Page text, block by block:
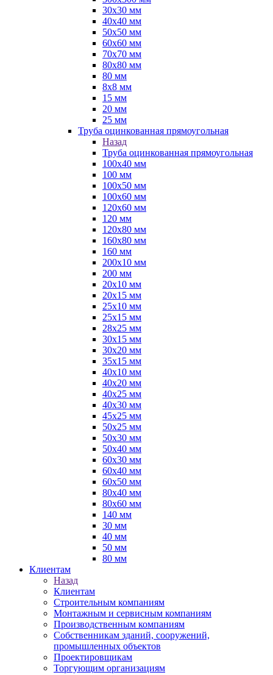
30х30 мм
40х40 мм
50х50 мм
60х60 мм
70х70 мм
80х80 мм
80 мм
8х8 мм
15 мм
20 мм
25 мм
Труба оцинкованная прямоугольная
Назад
Труба оцинкованная прямоугольная
100х40 мм
100 мм
100х50 мм
100х60 мм
120х60 мм
120 мм
120х80 мм
160х80 мм
160 мм
200х10 мм
200 мм
20х10 мм
20х15 мм
25х10 мм
25х15 мм
28х25 мм
30х15 мм
30х20 мм
35х15 мм
40х10 мм
40х20 мм
40х25 мм
40х30 мм
45х25 мм
50х25 мм
50х30 мм
50х40 мм
60х30 мм
60х40 мм
60х50 мм
80х40 мм
80х60 мм
140 мм
30 мм
40 мм
50 мм
80 мм
Клиентам
Назад
Клиентам
Строительным компаниям
Монтажным и сервисным компаниям
Производственным компаниям
Собственникам зданий, сооружений,
промышленных объектов
Проектировщикам
Торгующим организациям